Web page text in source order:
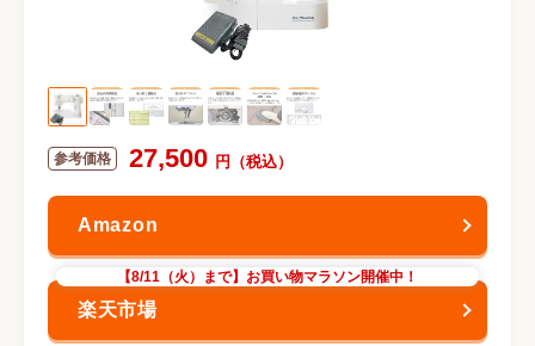
27,500
【8/11（火）まで】お買い物マラソン開催中！